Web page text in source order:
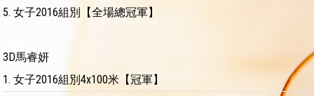
5. 女子2016組別【全場總冠軍】
3D馬睿妍
1. 女子2016組別4x100米【冠軍】